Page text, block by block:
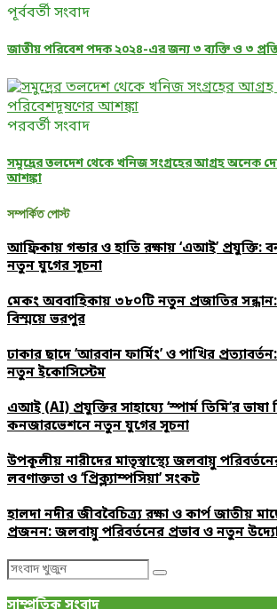
পূর্ববর্তী সংবাদ
জাতীয় পরিবেশ পদক ২০২৪-এর জন্য ৩ ব্যক্তি ও ৩
পরবর্তী সংবাদ
সমুদ্রের তলদেশ থেকে খনিজ সংগ্রহের আগ্রহ অনেক
আশঙ্কা
সম্পর্কিত পোস্ট
আফ্রিকায় গন্ডার ও হাতি রক্ষায় ‘এআই’ প্রযুক্তি:
নতুন যুগের সূচনা
মেকং অববাহিকায় ৩৮০টি নতুন প্রজাতির
বিস্ময়ে ভরপুর
ঢাকার ছাদে ‘আরবান ফার্মিং’ ও পাখির
নতুন ইকোসিস্টেম
এআই (AI) প্রযুক্তির সাহায্যে ‘স্পার্ম তিমি’র
কনজারভেশনে নতুন যুগের সূচনা
উপকূলীয় নারীদের মাতৃস্বাস্থ্যে জলবায়ু
লবণাক্ততা ও ‘প্রিক্ল্যাম্পসিয়া’ সংকট
হালদা নদীর জীববৈচিত্র্য রক্ষা ও কার্প জাতীয়
প্রজনন: জলবায়ু পরিবর্তনের প্রভাব ও নতুন
Search
Search